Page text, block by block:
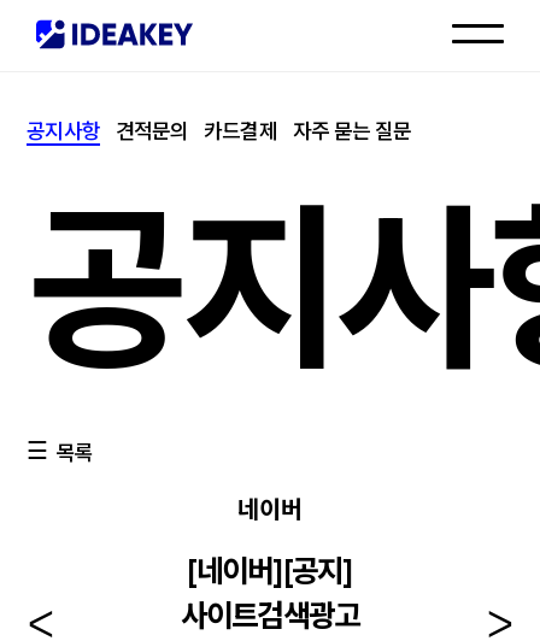
고객센터
공지사항 견적문의 카드결제 자주 묻는 질문
공지사
목록
네이버
[네이버][공지]
사이트검색광고